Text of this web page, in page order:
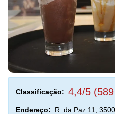
Classificação: 4,4/5
Endereço:
R. da Paz 11,